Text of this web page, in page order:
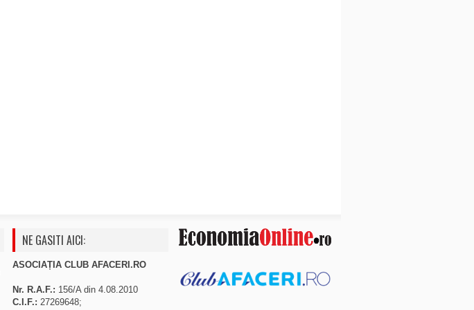
NE GASITI AICI:
ASOCIAȚIA CLUB AFACERI.RO
Nr. R.A.F.: 156/A din 4.08.2010
C.I.F.: 27269648;